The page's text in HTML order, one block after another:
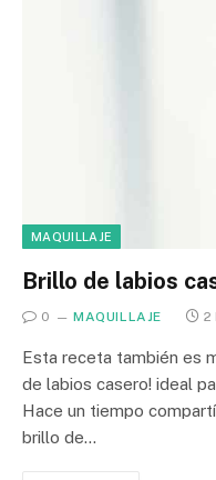
MAQUILLAJE
Brillo de labios
0 MAQUILLAJE 2
Esta receta también es
de labios casero! ideal
Hace un tiempo
brillo de…